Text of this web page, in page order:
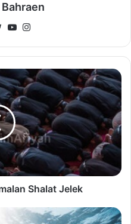
TwitterYouTube
Shalat Jelek